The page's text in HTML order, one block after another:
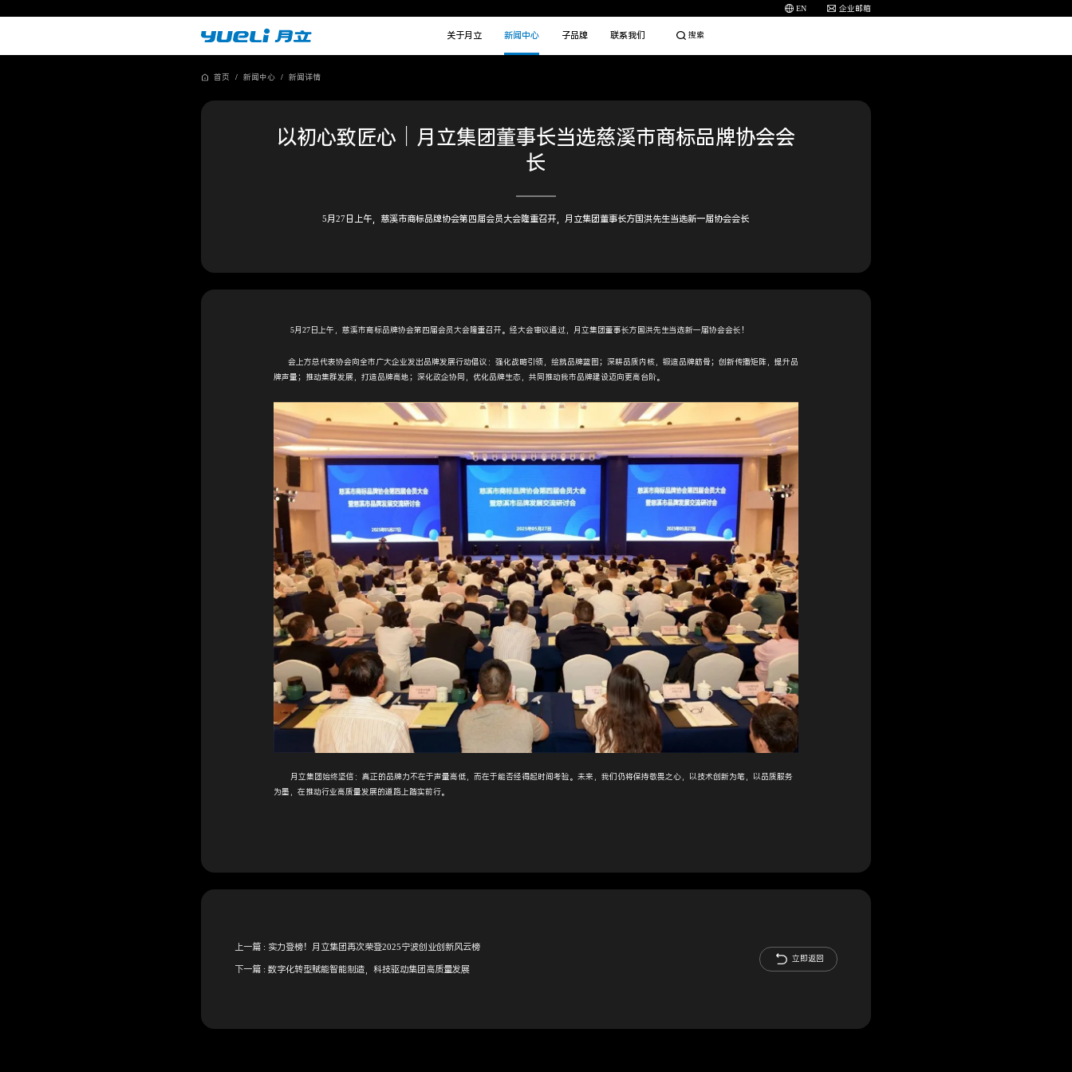
EN 企业邮箱
关于月立 新闻中心 子品牌 联系我们 搜索
首页 / 新闻中心 / 新闻详情
以初心致匠心｜月立集团董事长当选慈溪市商标品牌协会会
长
5月27日上午，慈溪市商标品牌协会第四届会员大会隆重召开，月立集团董事长方国洪先生当选新一届协会会长
5月27日上午，慈溪市商标品牌协会第四届会员大会隆重召开。经大会审议通过，月立集团董事长方国洪先生当选新一届协会会长！
会上方总代表协会向全市广大企业发出品牌发展行动倡议：强化战略引领，绘就品牌蓝图；深耕品质内核，锻造品牌筋骨；创新传播矩阵，提升品
牌声量；推动集群发展，打造品牌高地；深化政企协同，优化品牌生态，共同推动我市品牌建设迈向更高台阶。
月立集团始终坚信：真正的品牌力不在于声量高低，而在于能否经得起时间考验。未来，我们仍将保持敬畏之心，以技术创新为笔，以品质服务
为墨，在推动行业高质量发展的道路上踏实前行。
上一篇 : 实力登榜！月立集团再次荣登2025宁波创业创新风云榜
下一篇 : 数字化转型赋能智能制造，科技驱动集团高质量发展
立即返回